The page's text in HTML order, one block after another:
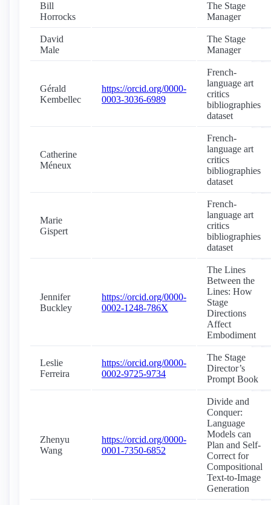
Bill
Horrocks
The Stage
Manager
David
Male
The Stage
Manager
Gérald
Kembellec
https://orcid.org/0000-
0003-3036-6989
French-
language art
critics
bibliographies
dataset
Catherine
Méneux
French-
language art
critics
bibliographies
dataset
Marie
Gispert
French-
language art
critics
bibliographies
dataset
Jennifer
Buckley
https://orcid.org/0000-
0002-1248-786X
The Lines
Between the
Lines: How
Stage
Directions
Affect
Embodiment
Leslie
Ferreira
https://orcid.org/0000-
0002-9725-9734
The Stage
Director’s
Prompt Book
Zhenyu
Wang
https://orcid.org/0000-
0001-7350-6852
Divide and
Conquer:
Language
Models can
Plan and Self-
Correct for
Compositional
Text-to-Image
Generation